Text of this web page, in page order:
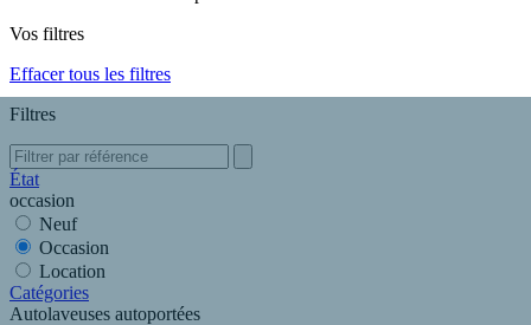
Vos filtres
Effacer tous les filtres
Filtres
État
occasion
Neuf
Occasion
Location
Catégories
Autolaveuses autoportées